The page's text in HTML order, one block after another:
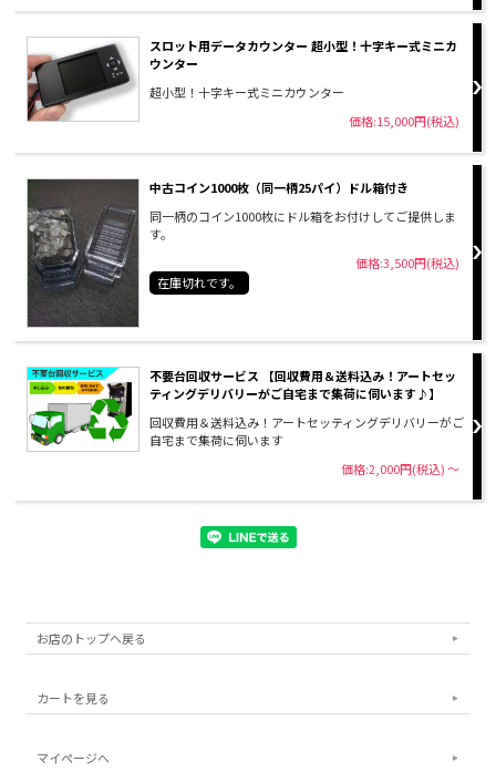
スロット用データカウンター 超小型！十字キー式ミニカ
ウンター
超小型！十字キー式ミニカウンター
価格:15,000円(税込)
中古コイン1000枚（同一柄25パイ）ドル箱付き
同一柄のコイン1000枚にドル箱をお付けしてご提供しま
す。
価格:3,500円(税込)
在庫切れです。
不要台回収サービス 【回収費用＆送料込み！アートセッ
ティングデリバリーがご自宅まで集荷に伺います♪】
回収費用＆送料込み！アートセッティングデリバリーがご
自宅まで集荷に伺います
価格:2,000円(税込)～
お店のトップへ戻る
カートを見る
マイページへ